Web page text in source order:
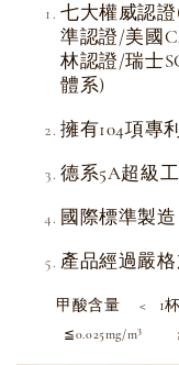
七大權威認
準認證/美國
林認證/瑞士
體系)
擁有104項專
德系5A超級
國際標準製
產品經過嚴
甲酸含量 < 1杯
≦0.025mg/m3